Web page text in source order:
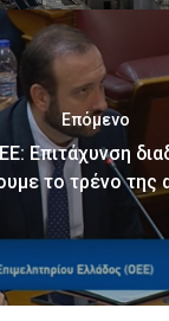
Επόμενο
Επιτάχυνση
το τρένο της